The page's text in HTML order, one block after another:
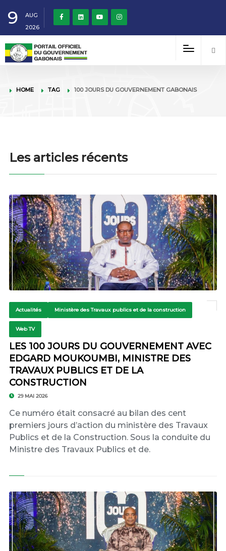
9
AUG
2026
HOME TAG 100 JOURS DU GOUVERNEMENT GABONAIS
Les articles récents
Actualités Ministère des Travaux publics et de la construction
Web TV
LES 100 JOURS DU GOUVERNEMENT AVEC
EDGARD MOUKOUMBI, MINISTRE DES
TRAVAUX PUBLICS ET DE LA
CONSTRUCTION
29 MAI 2026
Ce numéro était consacré au bilan des cent
premiers jours d’action du ministère des Travaux
Publics et de la Construction. Sous la conduite du
Ministre des Travaux Publics et de.